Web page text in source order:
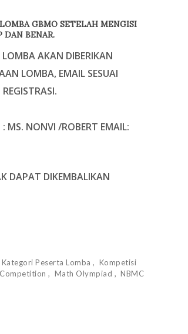
GBMO SETELAH MENGISI
BENAR.
LOMBA AKAN DIBERIKAN
LOMBA, EMAIL SESUAI
: MS. NONVI /ROBERT EMAIL:
DAPAT DIKEMBALIKAN
Kategori Peserta Lomba
Kompetisi
Math Olympiad
NBMC